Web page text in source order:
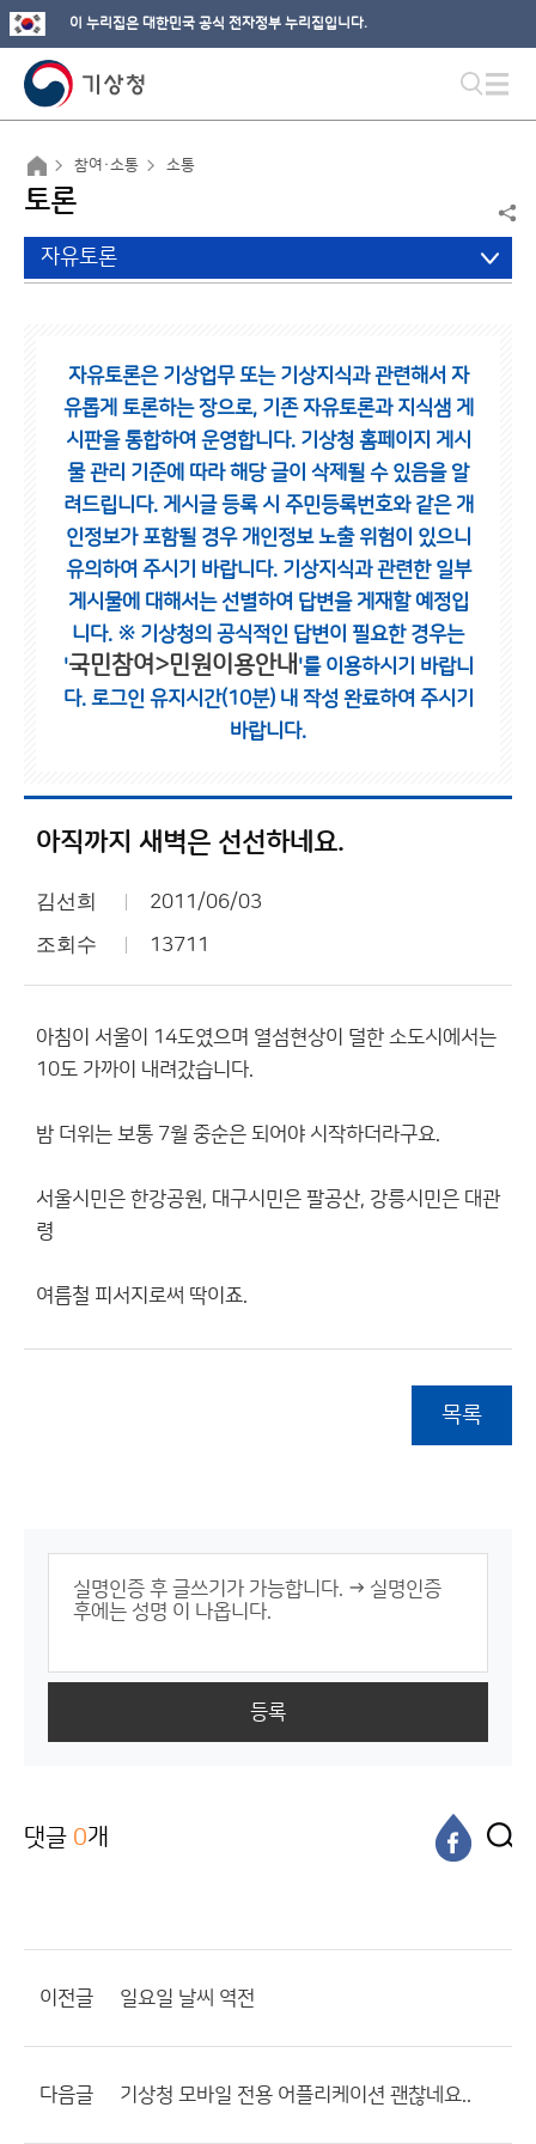
이 누리집은 대한민국 공식 전자정부 누리집입니다.
참여·소통 소통
토론
자유토론
자유토론은 기상업무 또는 기상지식과 관련해서 자
유롭게 토론하는 장으로, 기존 자유토론과 지식샘 게
시판을 통합하여 운영합니다. 기상청 홈페이지 게시
물 관리 기준에 따라 해당 글이 삭제될 수 있음을 알
려드립니다. 게시글 등록 시 주민등록번호와 같은 개
인정보가 포함될 경우 개인정보 노출 위험이 있으니
유의하여 주시기 바랍니다. 기상지식과 관련한 일부
게시물에 대해서는 선별하여 답변을 게재할 예정입
니다. ※ 기상청의 공식적인 답변이 필요한 경우는
'국민참여>민원이용안내 '를 이용하시기 바랍니
다. 로그인 유지시간(10분) 내 작성 완료하여 주시기
바랍니다.
아직까지 새벽은 선선하네요.
김선희 2011/06/03
조회수 13711
아침이 서울이 14도였으며 열섬현상이 덜한 소도시에서는
10도 가까이 내려갔습니다.
밤 더위는 보통 7월 중순은 되어야 시작하더라구요.
서울시민은 한강공원, 대구시민은 팔공산, 강릉시민은 대관
령
여름철 피서지로써 딱이죠.
목록
등록
댓글 0개
이전글 일요일 날씨 역전
다음글 기상청 모바일 전용 어플리케이션 괜찮네요..